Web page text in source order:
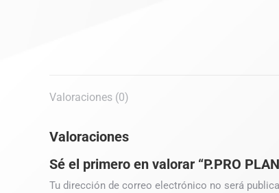
Valoraciones (0)
Valoraciones
Sé el primero en valorar “P.PRO
Tu dirección de correo electrónico no será